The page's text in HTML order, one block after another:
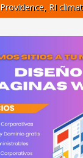
Providence, RI